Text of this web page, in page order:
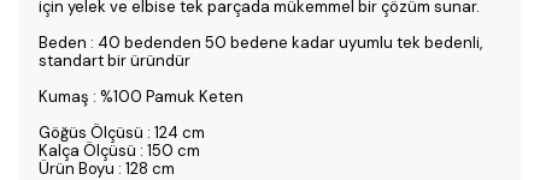
için yelek ve elbise tek parçada mükemmel bir çözüm sunar.
Beden : 40 bedenden 50 bedene kadar uyumlu tek bedenli,
standart bir üründür
Kumaş : %100 Pamuk Keten
Göğüs Ölçüsü : 124 cm
Kalça Ölçüsü : 150 cm
Ürün Boyu : 128 cm